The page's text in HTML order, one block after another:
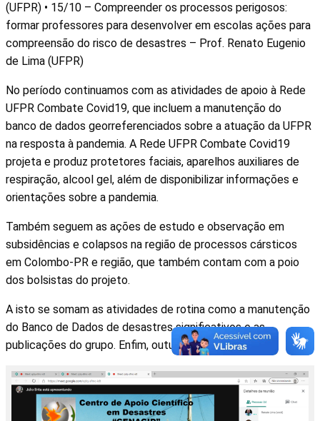
(UFPR) • 15/10 – Compreender os processos perigosos:
formar professores para desenvolver em escolas ações para
compreensão do risco de desastres – Prof. Renato Eugenio
de Lima (UFPR)
No período continuamos com as atividades de apoio à Rede
UFPR Combate Covid19, que incluem a manutenção do
banco de dados georreferenciados sobre a atuação da UFPR
na resposta à pandemia. A Rede UFPR Combate Covid19
projeta e produz protetores faciais, aparelhos auxiliares de
respiração, alcool gel, além de disponibilizar informações e
orientações sobre a pandemia.
Também seguem as ações de estudo e observação em
subsidências e colapsos na região de processos cársticos
em Colombo-PR e região, que também contam com a poio
dos bolsistas do projeto.
A isto se somam as atividades de rotina como a manutenção
do Banco de Dados de desastres significativos e as
publicações do grupo. Enfim, outubro intenso!